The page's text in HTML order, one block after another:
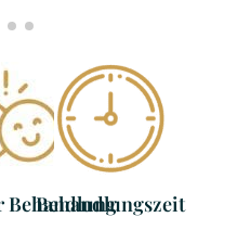
Behandlung
Behandlungszeit